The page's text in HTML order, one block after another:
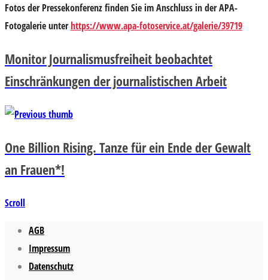
Fotosder Pressekonferenz finden Sie im Anschluss in der APA-
Fotogalerie unterhttps://www.apa-fotoservice.at/galerie/39719
Monitor Journalismusfreiheit beobachtet
Einschränkungen der journalistischen Arbeit
One Billion Rising. Tanze für ein Ende der Gewalt
an Frauen*!
Scroll
AGB
Impressum
Datenschutz